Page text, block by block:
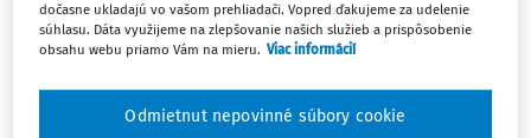
Ing. Ingrid Konečná Veverková
Vydané:10. 4. 2025 / 2 minúty čítania
dočasne ukladajú vo vašom prehliadači. Vopred ďakujeme za udelenie
súhlasu. Dáta využijeme na zlepšovanie našich služieb a prispôsobenie
obsahu webu priamo Vám na mieru. Viac informácií
Odmietnut nepovinné súbory cookie